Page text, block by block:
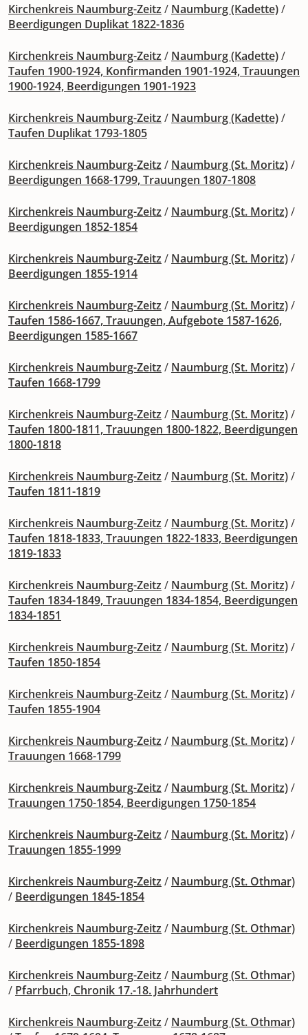
Kirchenkreis Naumburg-Zeitz / Naumburg (Kadette)/
Beerdigungen Duplikat 1822-1836
Kirchenkreis Naumburg-Zeitz / Naumburg (Kadette)/
Taufen 1900-1924, Konfirmanden 1901-1924, Trauungen
1900-1924, Beerdigungen 1901-1923
Kirchenkreis Naumburg-Zeitz / Naumburg (Kadette)/
Taufen Duplikat 1793-1805
Kirchenkreis Naumburg-Zeitz / Naumburg (St. Moritz)/
Beerdigungen 1668-1799, Trauungen 1807-1808
Kirchenkreis Naumburg-Zeitz / Naumburg (St. Moritz)/
Beerdigungen 1852-1854
Kirchenkreis Naumburg-Zeitz / Naumburg (St. Moritz)/
Beerdigungen 1855-1914
Kirchenkreis Naumburg-Zeitz / Naumburg (St. Moritz)/
Taufen 1586-1667, Trauungen, Aufgebote 1587-1626,
Beerdigungen 1585-1667
Kirchenkreis Naumburg-Zeitz / Naumburg (St. Moritz)/
Taufen 1668-1799
Kirchenkreis Naumburg-Zeitz / Naumburg (St. Moritz)/
Taufen 1800-1811, Trauungen 1800-1822, Beerdigungen
1800-1818
Kirchenkreis Naumburg-Zeitz / Naumburg (St. Moritz)/
Taufen 1811-1819
Kirchenkreis Naumburg-Zeitz / Naumburg (St. Moritz)/
Taufen 1818-1833, Trauungen 1822-1833, Beerdigungen
1819-1833
Kirchenkreis Naumburg-Zeitz / Naumburg (St. Moritz)/
Taufen 1834-1849, Trauungen 1834-1854, Beerdigungen
1834-1851
Kirchenkreis Naumburg-Zeitz / Naumburg (St. Moritz)/
Taufen 1850-1854
Kirchenkreis Naumburg-Zeitz / Naumburg (St. Moritz)/
Taufen 1855-1904
Kirchenkreis Naumburg-Zeitz / Naumburg (St. Moritz)/
Trauungen 1668-1799
Kirchenkreis Naumburg-Zeitz / Naumburg (St. Moritz)/
Trauungen 1750-1854, Beerdigungen 1750-1854
Kirchenkreis Naumburg-Zeitz / Naumburg (St. Moritz)/
Trauungen 1855-1999
Kirchenkreis Naumburg-Zeitz / Naumburg (St. Othmar)
/ Beerdigungen 1845-1854
Kirchenkreis Naumburg-Zeitz / Naumburg (St. Othmar)
/ Beerdigungen 1855-1898
Kirchenkreis Naumburg-Zeitz / Naumburg (St. Othmar)
/ Pfarrbuch, Chronik 17.-18. Jahrhundert
Kirchenkreis Naumburg-Zeitz / Naumburg (St. Othmar)